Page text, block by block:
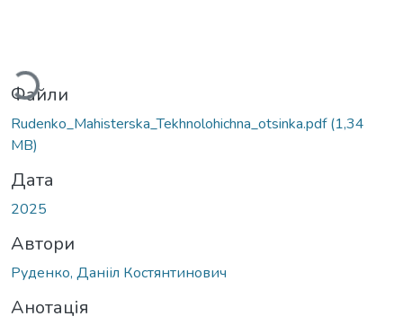
Файли
Rudenko_Mahisterska_Tekhnolohichna_otsinka.pdf(1,34
MB)
Дата
2025
Автори
Руденко, Данііл Костянтинович
Анотація